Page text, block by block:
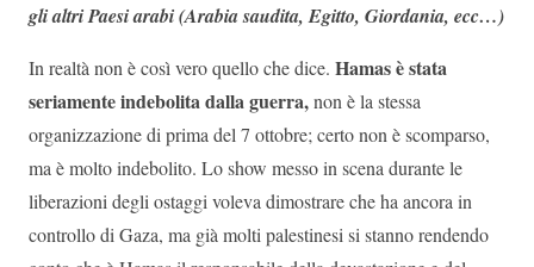
gli altri Paesi arabi (Arabia saudita, Egitto, Giordania, ecc…)
In realtà non è così vero quello che dice. Hamas è stata
seriamente indebolita dalla guerra,non è la stessa
organizzazione di prima del 7 ottobre; certo non è scomparso,
ma è molto indebolito. Lo show messo in scena durante le
liberazioni degli ostaggi voleva dimostrare che ha ancora in
controllo di Gaza, ma già molti palestinesi si stanno rendendo